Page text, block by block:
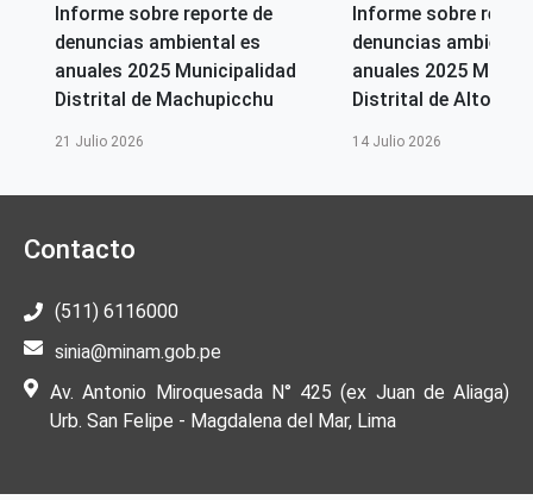
Informe sobre reporte de
denuncias ambiental es
anuales 2025 Municipalidad
Distrital de Machupicchu
21 Julio 2026
Informe sobre
denuncias
anuales 2025
Distrital de Alto
14 Julio 2026
Contacto
(511) 6116000
sinia@minam.gob.pe
Av. Antonio Miroquesada N° 425 (ex Juan de Aliaga)
Urb. San Felipe - Magdalena del Mar, Lima